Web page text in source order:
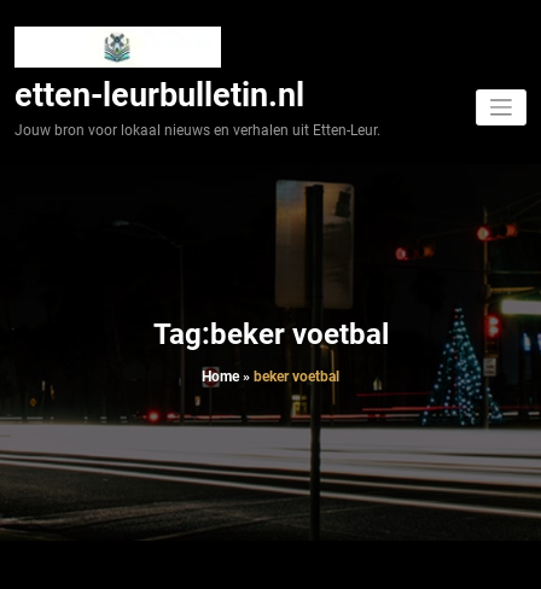
etten-leurbulletin.nl
Jouw bron voor lokaal nieuws en verhalen uit Etten-Leur.
Tag:beker voetbal
Home» beker voetbal